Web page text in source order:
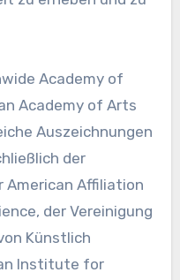
Academy of
Academy of Arts
Auszeichnungen
der
American Affiliation
der Vereinigung
Künstlich
Institute for